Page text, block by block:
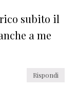
subito il
a me
Rispondi